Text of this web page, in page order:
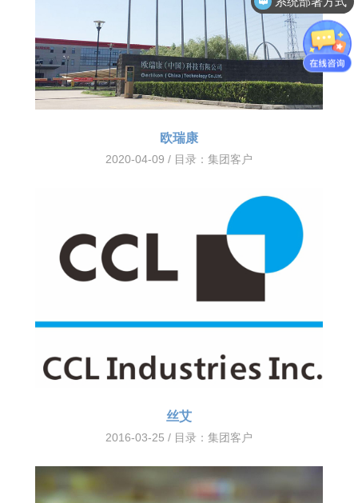
欧瑞康
2020-04-09 / 目录： 集团客户
丝艾
2016-03-25 / 目录： 集团客户
客户案例分享